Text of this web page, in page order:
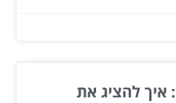
איך להציג את